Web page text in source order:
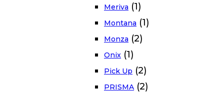
Meriva (1)
Montana (1)
Monza (2)
Onix (1)
Pick Up (2)
PRISMA (2)